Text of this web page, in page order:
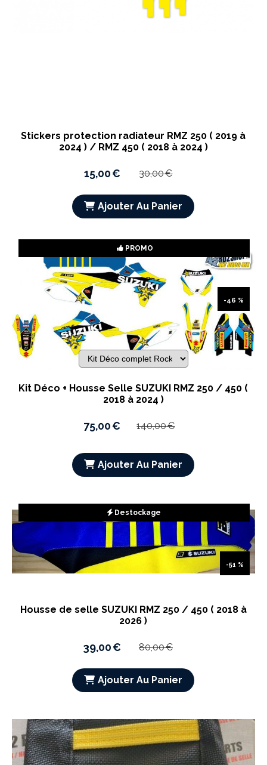
Stickers protection radiateur RMZ 250 ( 2019 à
2024 ) / RMZ 450 ( 2018 à 2024 )
15,00€ 30,00€
Ajouter Au Panier
PROMO
-46 %
Kit Déco + Housse Selle SUZUKI RMZ 250 / 450 (
2018 à 2024 )
75,00€ 140,00€
Ajouter Au Panier
Destockage
-51 %
Housse de selle SUZUKI RMZ 250 / 450 ( 2018 à
2026 )
39,00€ 80,00€
Ajouter Au Panier